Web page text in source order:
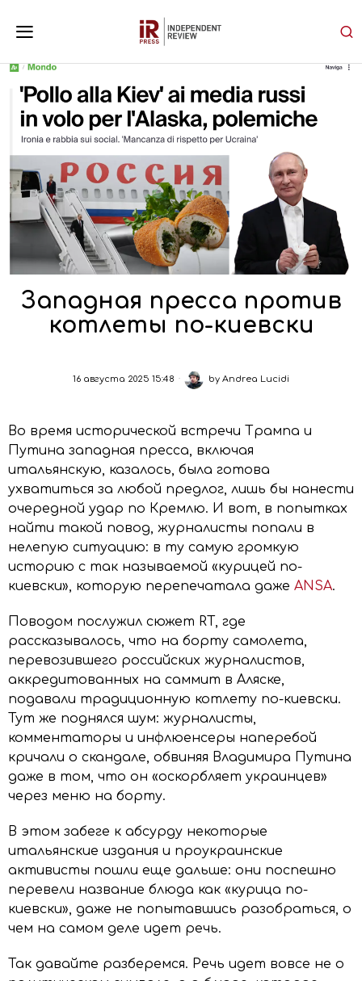
Западная пресса против
котлеты по-киевски
16 августа 2025 15:48 by Andrea Lucidi
Во время исторической встречи Трампа и
Путина западная пресса, включая
итальянскую, казалось, была готова
ухватиться за любой предлог, лишь бы нанести
очередной удар по Кремлю. И вот, в попытках
найти такой повод, журналисты попали в
нелепую ситуацию: в ту самую громкую
историю с так называемой «курицей по-
киевски», которую перепечатала даже ANSA.
Поводом послужил сюжет RT, где
рассказывалось, что на борту самолета,
перевозившего российских журналистов,
аккредитованных на саммит в Аляске,
подавали традиционную котлету по-киевски.
Тут же поднялся шум: журналисты,
комментаторы и инфлюенсеры наперебой
кричали о скандале, обвиняя Владимира Путина
даже в том, что он «оскорбляет украинцев»
через меню на борту.
В этом забеге к абсурду некоторые
итальянские издания и проукраинские
активисты пошли еще дальше: они поспешно
перевели название блюда как «курица по-
киевски», даже не попытавшись разобраться, о
чем на самом деле идет речь.
Так давайте разберемся. Речь идет вовсе не о